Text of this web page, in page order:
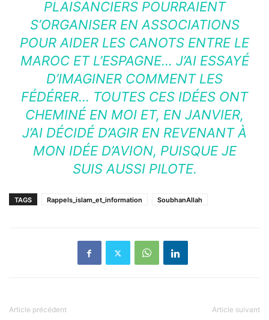
PLAISANCIERS POURRAIENT
S’ORGANISER EN ASSOCIATIONS
POUR AIDER LES CANOTS ENTRE LE
MAROC ET L’ESPAGNE… J’AI ESSAYÉ
D’IMAGINER COMMENT LES
FÉDÉRER… TOUTES CES IDÉES ONT
CHEMINÉ EN MOI ET, EN JANVIER,
J’AI DÉCIDÉ D’AGIR EN REVENANT À
MON IDÉE D’AVION, PUISQUE JE
SUIS AUSSI PILOTE.
TAGS Rappels_islam_et_information SoubhanAllah
Article précédent Article suivant